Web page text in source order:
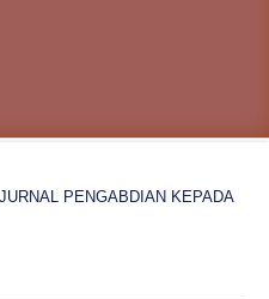
PENGABDIAN KEPADA